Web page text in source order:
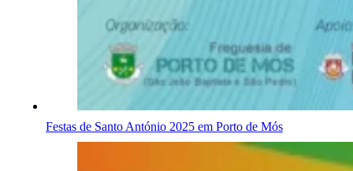
Festas de Santo António 2025 em Porto de Mós